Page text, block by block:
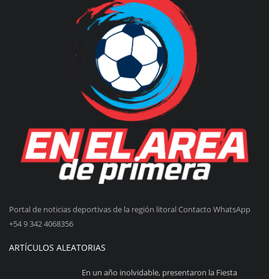
Portal de noticias deportivas de la región litoral Contacto WhatsApp
+54 9 342 4068356
ARTÍCULOS ALEATORIAS
En un año inolvidable, presentaron la Fiesta